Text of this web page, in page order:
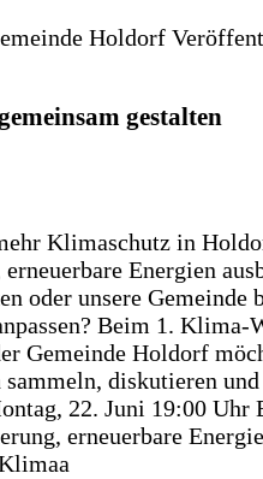
Holdorf
gestalten
Klimaschutz in
Energien
oder unsere Gemeinde
Beim 1. Klima-
Gemeinde Holdorf
diskutieren
22. Juni 19:00 Uhr
erneuerbare